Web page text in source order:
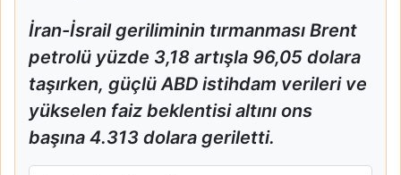
İran-İsrail geriliminin tırmanması Brent
petrolü yüzde 3,18 artışla 96,05 dolara
taşırken, güçlü ABD istihdam verileri ve
yükselen faiz beklentisi altını ons
başına 4.313 dolara geriletti.